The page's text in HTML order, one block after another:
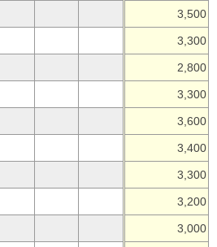
3,500
3,300
2,800
3,300
3,600
3,400
3,300
3,200
3,000